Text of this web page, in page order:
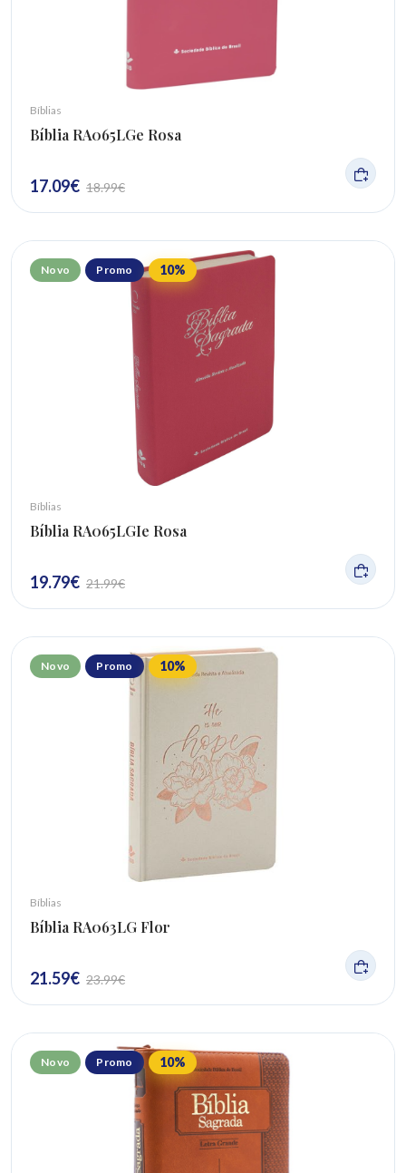
Bíblias
Bíblia RA065LGe Rosa
17.09€ 18.99€
Novo Promo 10%
Bíblias
Bíblia RA065LGIe Rosa
19.79€ 21.99€
Novo Promo 10%
Bíblias
Bíblia RA063LG Flor
21.59€ 23.99€
Novo Promo 10%